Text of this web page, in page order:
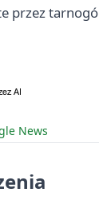
przez
News